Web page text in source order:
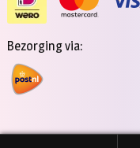
Bezorging via: